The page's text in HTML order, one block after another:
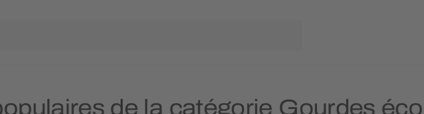
de la catégorie Gourdes